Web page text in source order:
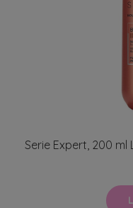
Serie Expert, 200